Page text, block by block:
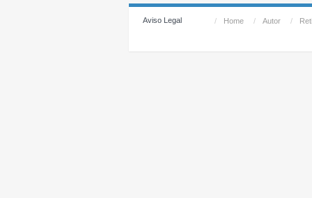
Aviso Legal / Home / Autor /